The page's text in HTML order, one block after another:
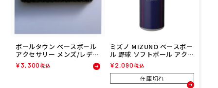
ボールタウン ベースボール
アクセサリー メンズ/レディ
ース ホースブラシ 2200000
17447 21SP HORSE-BRUSH
¥3,300税込
ミズノ MIZUNO ベースボー
ル 野球 ソフトボール アクセ
サリー バットクリーナー 1G
JYA39000 メンズ レディー
ス ユニセックス 25SU 春夏
¥2,090税込
在庫切れ